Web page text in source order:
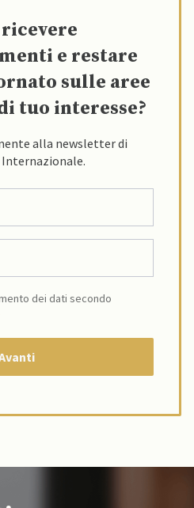
e restare
sulle aree
tuo interesse?
alla newsletter di
Internazionale.
dei dati secondo